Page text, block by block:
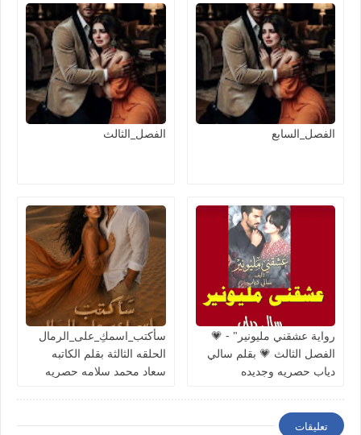
الفصل_السابع الفصل_الثالث
رواية عشقني مليونير" - 💗
الفصل الثالث 💗 بقلم سالي
دياب حصريه وجديده
سأكتب_اسمكِ_على_الرمال
الحلقه الثالثة بقلم الكاتبه
سعاد محمد سلامه حصريه
تعليقات